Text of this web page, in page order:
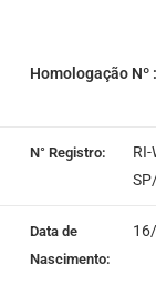
Homologação Nº
N° Registro:
RI-
Data de
Nascimento: